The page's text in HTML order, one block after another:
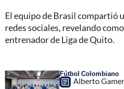
El equipo de Brasil compartió
redes sociales, revelando
entrenador de Liga de Quito.
Fútbol Colombiano
Alberto